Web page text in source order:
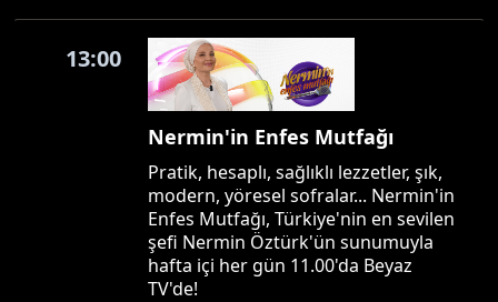
13:00
Nermin'in Enfes Mutfağı
Pratik, hesaplı, sağlıklı lezzetler, şık,
modern, yöresel sofralar... Nermin'in
Enfes Mutfağı, Türkiye'nin en sevilen
şefi Nermin Öztürk'ün sunumuyla
hafta içi her gün 11.00'da Beyaz
TV'de!